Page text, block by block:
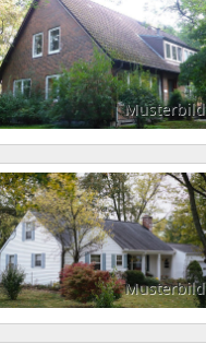
Musterbild
Musterbild